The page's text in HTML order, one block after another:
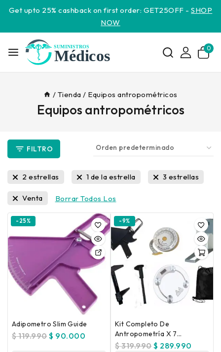
Get upto 25% cashback on first order: GET25OFF -SHOP
NOW
0
/ Tienda / Equipos antropométricos
Equipos antropométricos
FILTRO
2 estrellas 1 de la estrella 3 estrellas
Venta Borrar Todos Los
-25%
Adipometro Slim Guide
$119.990$ 90.000
-9%
Kit Completo De
Antropometría X 7
Unidades
$319.990$ 289.990